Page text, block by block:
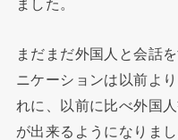
ました。
まだまだ外国人と会話
ニケーションは以前よ
れに、以前に比べ外国
が出来るようになりまし